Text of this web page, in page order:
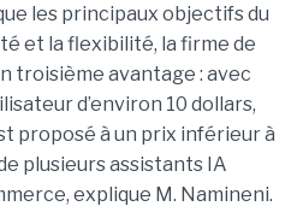
les principaux objectifs du
et la flexibilité, la firme de
troisième avantage : avec
d’environ 10 dollars,
proposé à un prix inférieur à
plusieurs assistants IA
explique M. Namineni.